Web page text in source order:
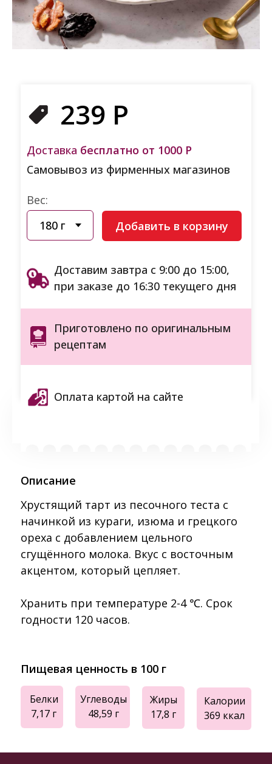
Описание
Хрустящий тарт из песочного теста с
начинкой из кураги, изюма и грецкого
ореха с добавлением цельного
сгущённого молока. Вкус с восточным
акцентом, который цепляет.
Хранить при температуре 2-4 ℃. Срок
годности 120 часов.
Белки
7,17 г
Жиры
17,8 г
Углеводы
48,59 г
Калории
369 ккал
Доставка бесплатно от 1000 Р
Самовывоз из фирменных магазинов
239 Р
Доставим завтра с 9:00 до 15:00,
при заказе до 16:30 текущего дня
Приготовлено по оригинальным
рецептам
Оплата картой на сайте
Пищевая ценность в 100 г
Вес:
Добавить в корзину